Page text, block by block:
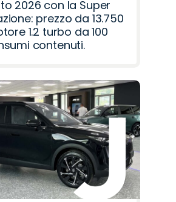
2026 con la Super
prezzo da 13.750
1.2 turbo da 100
contenuti.